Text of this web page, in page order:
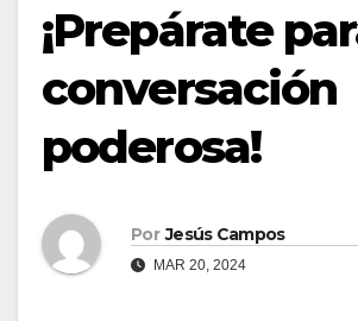
¡Prepárate
conversación
poderosa!
Por Jesús Campos
MAR 20, 2024